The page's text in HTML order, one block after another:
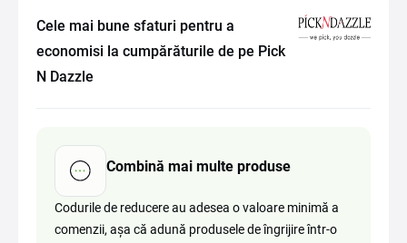
Cele mai bune sfaturi pentru a
economisi la cumpărăturile de pe Pick
N Dazzle
Combină mai multe produse
Codurile de reducere au adesea o valoare minimă a
comenzii, așa că adună produsele de îngrijire într-o